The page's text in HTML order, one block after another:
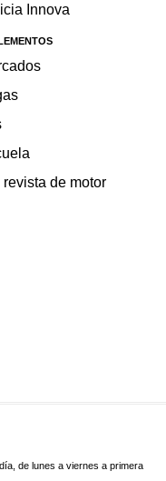
Innova
revista de motor
de lunes a viernes a primera